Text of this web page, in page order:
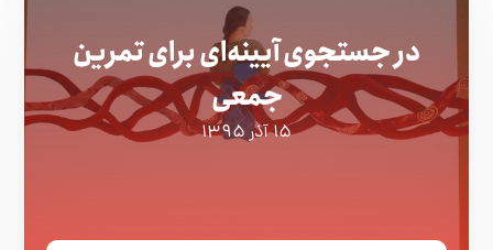
در جستجوی آیینه‌ای برای تمرین
جمعی
۱۵ آذر ۱۳۹۵